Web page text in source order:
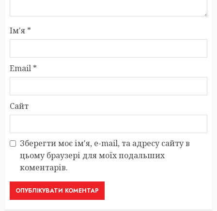
Ім'я *
Email *
Сайт
Зберегти моє ім'я, e-mail, та адресу сайту в
цьому браузері для моїх подальших
коментарів.